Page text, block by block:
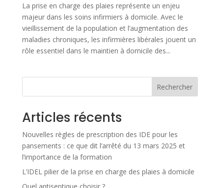
La prise en charge des plaies représente un enjeu
majeur dans les soins infirmiers à domicile. Avec le
vieillissement de la population et l’augmentation des
maladies chroniques, les infirmières libérales jouent un
rôle essentiel dans le maintien à domicile des...
Rechercher
Articles récents
Nouvelles règles de prescription des IDE pour les
pansements : ce que dit l’arrêté du 13 mars 2025 et
l’importance de la formation
L’IDEL pilier de la prise en charge des plaies à domicile